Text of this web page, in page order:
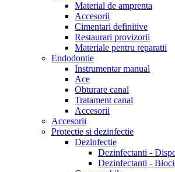
Material de amprenta
Accesorii
Cimentari definitive
Restaurari provizorii
Materiale pentru reparatii
Endodontie
Instrumentar manual
Ace
Obturare canal
Tratament canal
Accesorii
Accesorii
Protectie si dezinfectie
Dezinfectie
Dezinfectanti -
Dezinfectanti -